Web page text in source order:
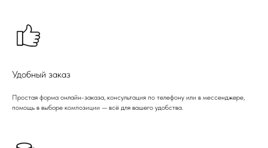
Удобный заказ
Простая форма онлайн-заказа, консультация по телефону или в мессенджере,
помощь в выборе композиции — всё для вашего удобства.